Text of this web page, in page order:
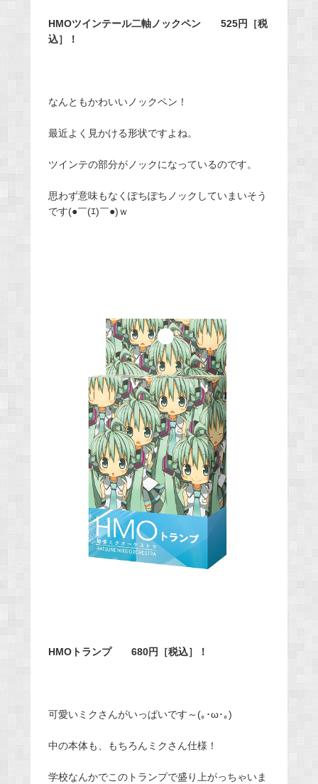
HMOツインテール二軸ノックペン 525円［税
込］！
なんともかわいいノックペン！
最近よく見かける形状ですよね。
ツインテの部分がノックになっているのです。
思わず意味もなくぽちぽちノックしていまいそう
です(●￣(ｴ)￣●)ｗ
HMOトランプ 680円［税込］！
可愛いミクさんがいっぱいです～(｡･ω･｡)
中の本体も、もちろんミクさん仕様！
学校なんかでこのトランプで盛り上がっちゃいま